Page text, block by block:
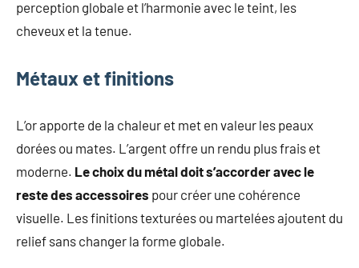
perception globale et l’harmonie avec le teint, les
cheveux et la tenue.
Métaux et finitions
L’or apporte de la chaleur et met en valeur les peaux
dorées ou mates. L’argent offre un rendu plus frais et
moderne. Le choix du métal doit s’accorder avec le
reste des accessoires pour créer une cohérence
visuelle. Les finitions texturées ou martelées ajoutent du
relief sans changer la forme globale.